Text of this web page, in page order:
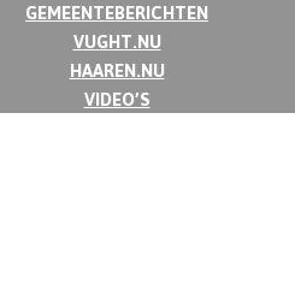
GEMEENTEBERICHTEN
VUGHT.NU
HAAREN.NU
VIDEO’S